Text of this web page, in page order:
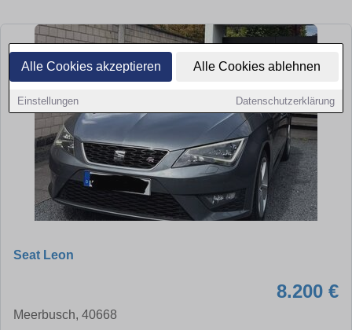
Alle Cookies akzeptieren Alle Cookies ablehnen
Einstellungen Datenschutzerklärung
Seat Leon
8.200 €
Meerbusch, 40668